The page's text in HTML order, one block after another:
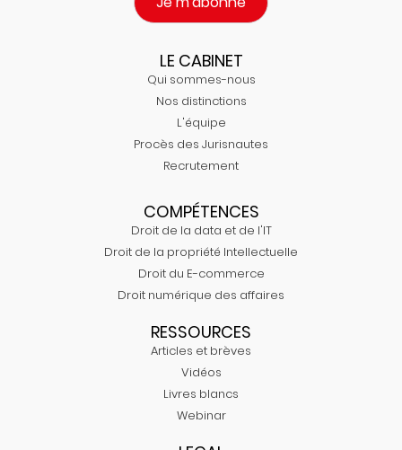
LE CABINET
Qui sommes-nous
Nos distinctions
L'équipe
Procès des Jurisnautes
Recrutement
COMPÉTENCES
Droit de la data et de l'IT
Droit de la propriété Intellectuelle
Droit du E-commerce
Droit numérique des affaires
RESSOURCES
Articles et brèves
Vidéos
Livres blancs
Webinar